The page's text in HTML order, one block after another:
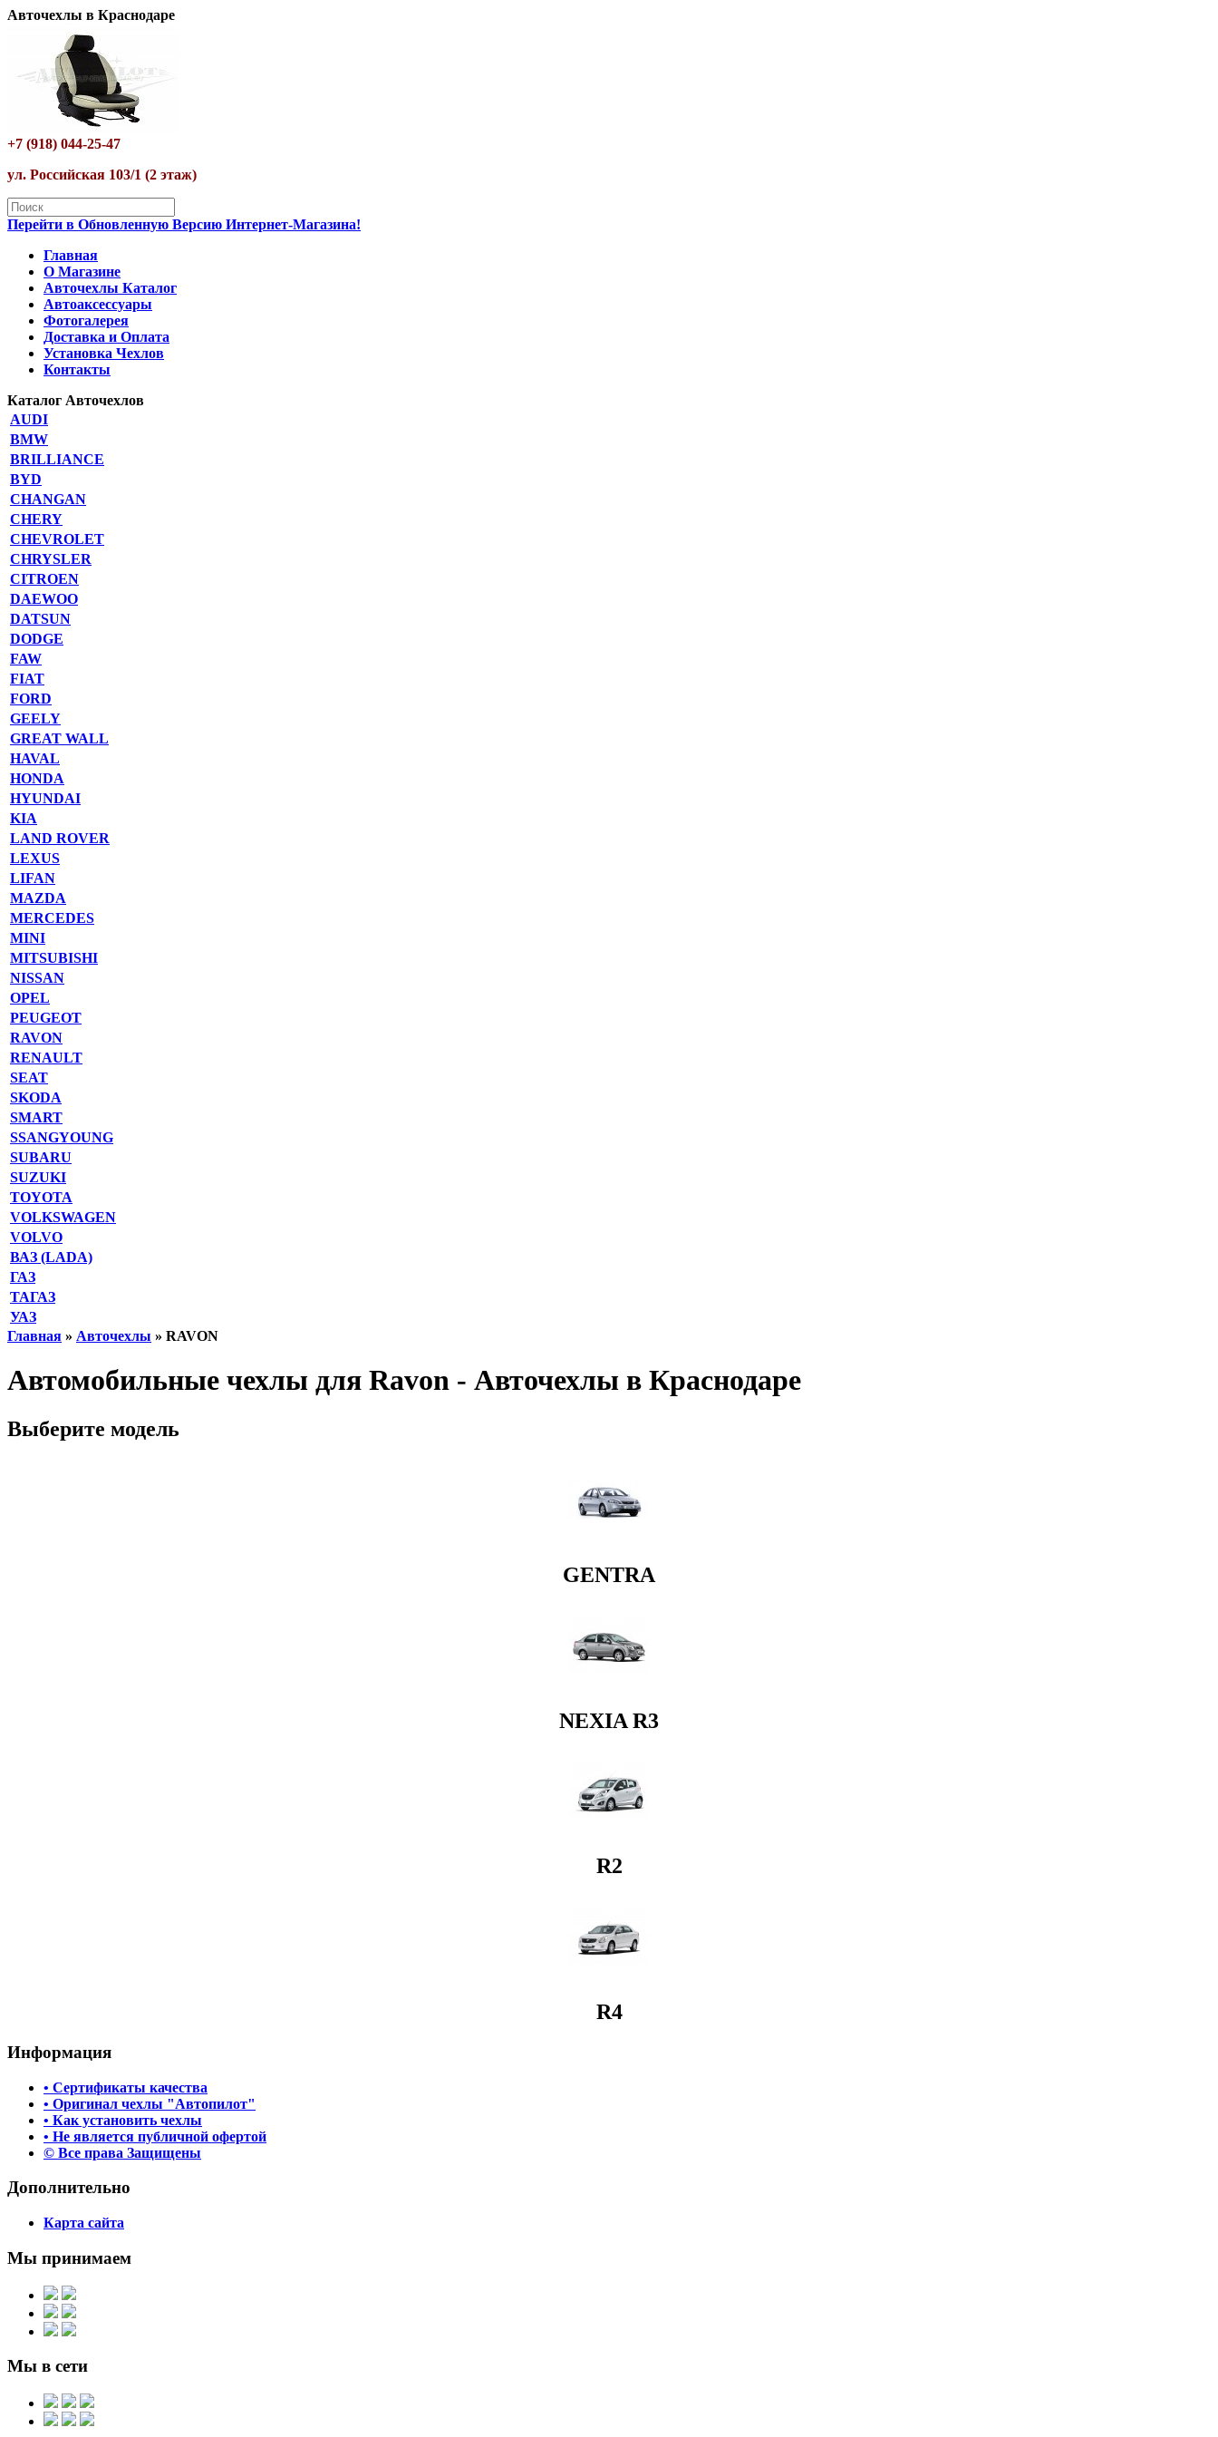
Авточехлы в Краснодаре
+7 (918) 044-25-47
ул. Российская 103/1 (2 этаж)
Перейти в Обновленную Версию Интернет-Магазина!
Главная
О Магазине
Авточехлы Каталог
Автоаксессуары
Фотогалерея
Доставка и Оплата
Установка Чехлов
Контакты
Каталог Авточехлов
AUDI
BMW
BRILLIANCE
BYD
CHANGAN
CHERY
CHEVROLET
CHRYSLER
CITROEN
DAEWOO
DATSUN
DODGE
FAW
FIAT
FORD
GEELY
GREAT WALL
HAVAL
HONDA
HYUNDAI
KIA
LAND ROVER
LEXUS
LIFAN
MAZDA
MERCEDES
MINI
MITSUBISHI
NISSAN
OPEL
PEUGEOT
RAVON
RENAULT
SEAT
SKODA
SMART
SSANGYOUNG
SUBARU
SUZUKI
TOYOTA
VOLKSWAGEN
VOLVO
ВАЗ (LADA)
ГАЗ
ТАГАЗ
УАЗ
Главная » Авточехлы » RAVON
Автомобильные чехлы для Ravon - Авточехлы в Краснодаре
Выберите модель
GENTRA
NEXIA R3
R2
R4
Информация
• Сертификаты качества
• Оригинал чехлы "Автопилот"
• Как установить чехлы
• Не является публичной офертой
© Все права Защищены
Дополнительно
Карта сайта
Мы принимаем
Мы в сети